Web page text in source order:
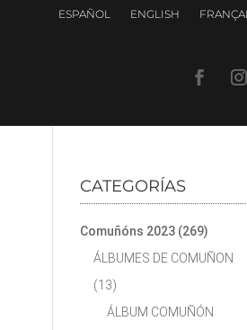
ESPAÑOL ENGLISH
CATEGORÍAS
Comuñóns 2023 (269)
ÁLBUMES DE COMUÑON
(13)
ÁLBUM COMUÑÓN